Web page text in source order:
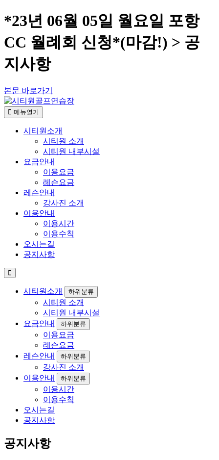
*23년 06월 05일 월요일 포항
CC 월례회 신청*(마감!) > 공
지사항
본문 바로가기
메뉴열기
시티원소개
시티원 소개
시티원 내부시설
요금안내
이용요금
레슨요금
레슨안내
강사진 소개
이용안내
이용시간
이용수칙
오시는길
공지사항
시티원소개 하위분류
시티원 소개
시티원 내부시설
요금안내
하위분류
이용요금
레슨요금
레슨안내
하위분류
강사진 소개
이용안내
하위분류
이용시간
이용수칙
오시는길
공지사항
공지사항